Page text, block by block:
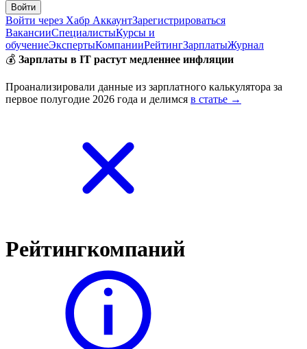
Войти
Войти через Хабр АккаунтЗарегистрироваться
ВакансииСпециалистыКурсы и
обучениеЭкспертыКомпанииРейтингЗарплатыЖурнал
💰 Зарплаты в IT растут медленнее инфляции
Проанализировали данные из зарплатного калькулятора за
первое полугодие 2026 года и делимся в статье →
Рейтингкомпаний